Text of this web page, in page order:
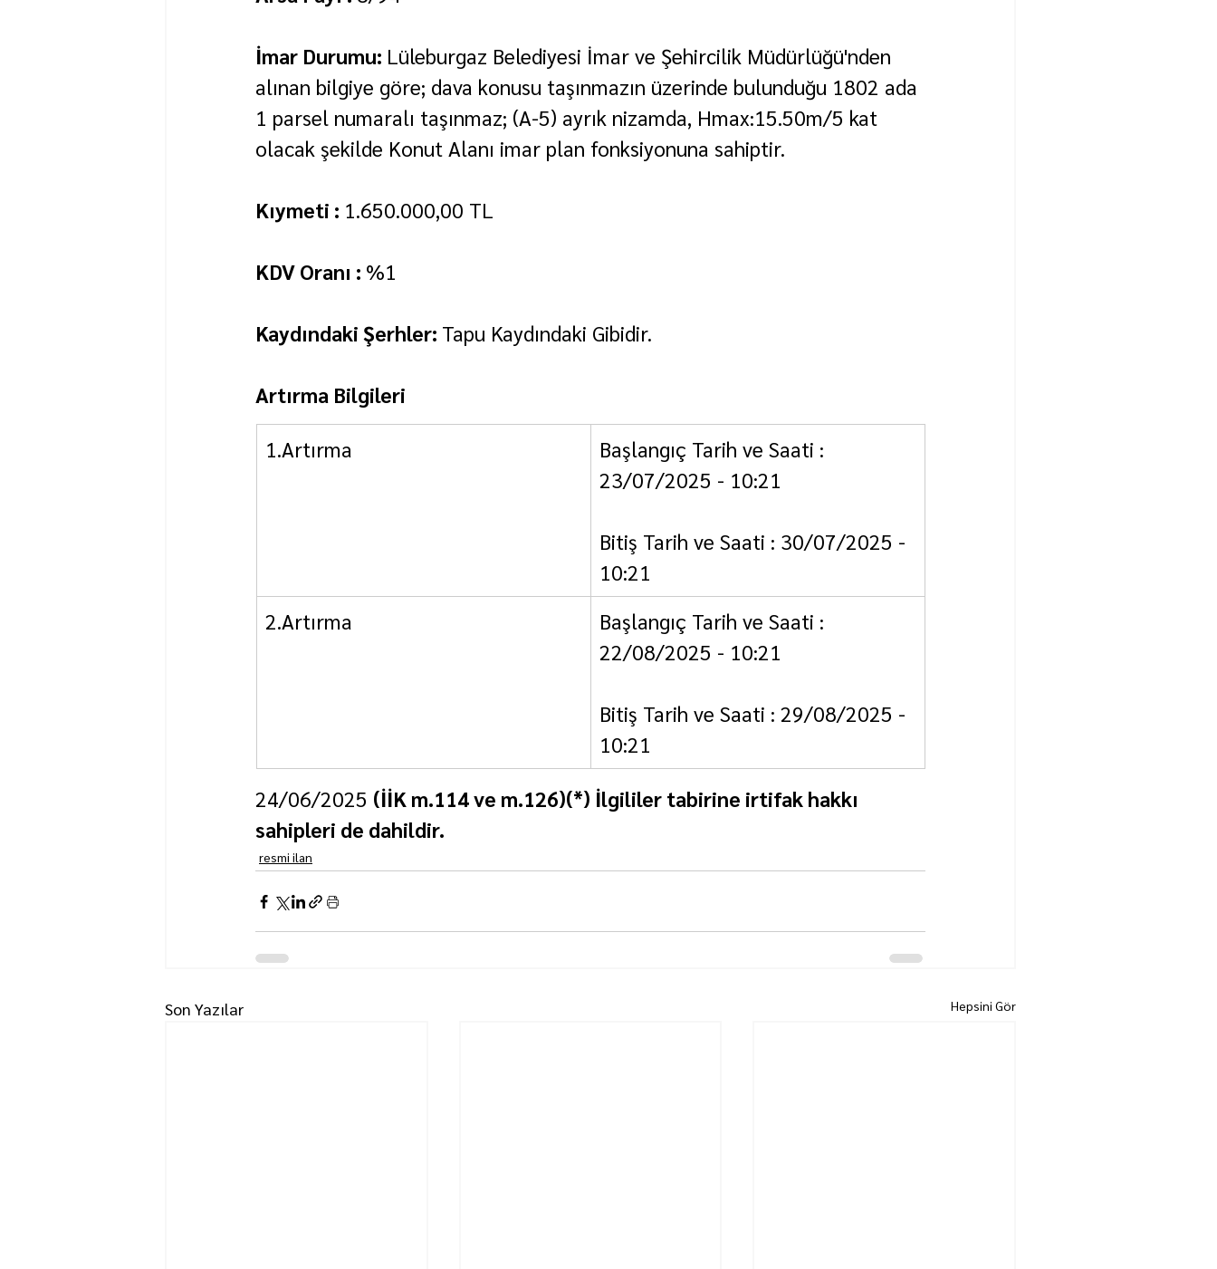
İmar Durumu: Lüleburgaz Belediyesi İmar ve Şehircilik Müdürlüğü'nden
alınan bilgiye göre; dava konusu taşınmazın üzerinde bulunduğu 1802 ada
1 parsel numaralı taşınmaz; (A-5) ayrık nizamda, Hmax:15.50m/5 kat
olacak şekilde Konut Alanı imar plan fonksiyonuna sahiptir.
Kıymeti : 1.650.000,00 TL
KDV Oranı : %1
Kaydındaki Şerhler: Tapu Kaydındaki Gibidir.
Artırma Bilgileri
1.Artırma
Başlangıç Tarih ve Saati :
23/07/2025 - 10:21
Bitiş Tarih ve Saati : 30/07/2025 -
10:21
2.Artırma
Başlangıç Tarih ve Saati :
22/08/2025 - 10:21
Bitiş Tarih ve Saati : 29/08/2025 -
10:21
24/06/2025 (İİK m.114 ve m.126)(*) İlgililer tabirine irtifak hakkı
sahipleri de dahildir.
resmi ilan
Son Yazılar Hepsini Gör